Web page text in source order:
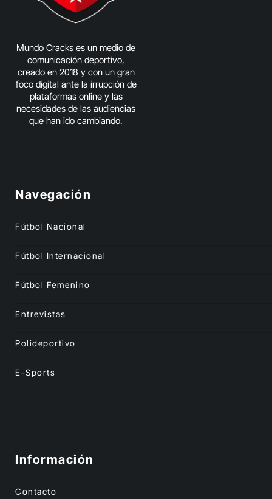
Mundo Cracks es un medio de
comunicación deportivo,
creado en 2018 y con un gran
foco digital ante la irrupción de
plataformas online y las
necesidades de las audiencias
que han ido cambiando.
Navegación
Fútbol Nacional
Fútbol Internacional
Fútbol Femenino
Entrevistas
Polideportivo
E-Sports
Información
Contacto